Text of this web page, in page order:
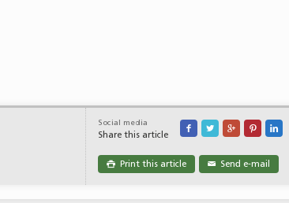
Social media
Share this article
    
 Print this article ✉ Send e-mail